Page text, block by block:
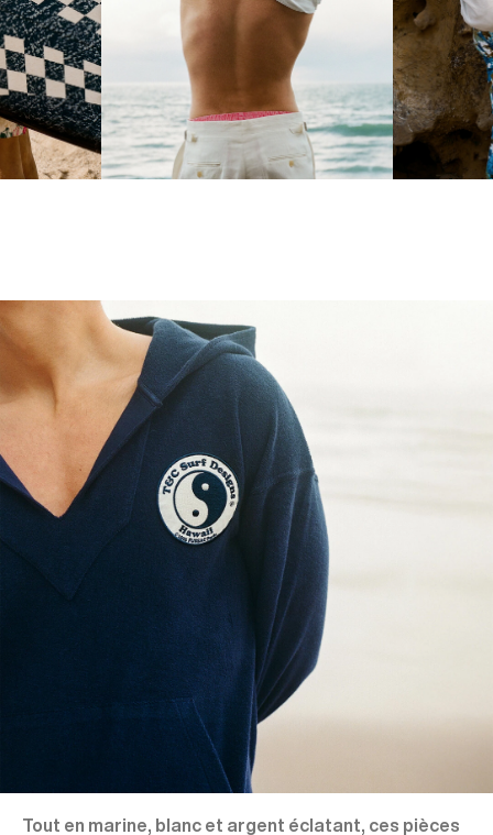
Tout en marine, blanc et argent éclatant, ces pièces